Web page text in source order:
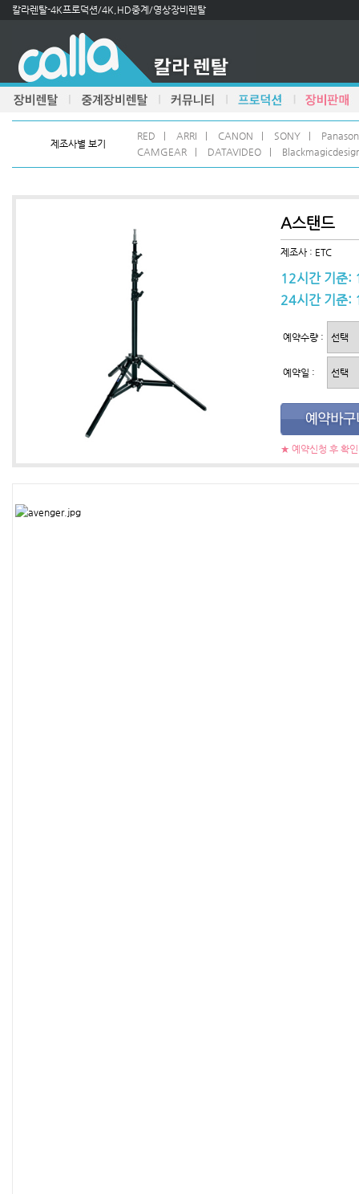
칼라렌탈-4K프로덕션/4K,HD중계/영상장비렌탈
제조사별 보기
RED ARRI CANON SONY
CAMGEAR
DATAVIDEO
A스탠드
제조사 : ETC
12시간 기준:
24시간 기준:
예약수량 :
예약일 :
★ 예약신청 후 확